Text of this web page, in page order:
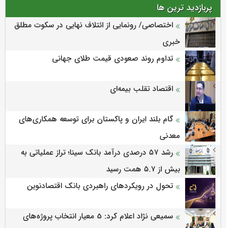
پربازدید ترین ها
اختصاصی/ رونمایی از ائتلاف‌ نهایی در سکوت مطلق
خبری
تداوم روند صعودی قیمت طلای جهانی
اقتصاد تقلب بیمه‌ای
گام بلند ایران و پاکستان برای توسعه همکاری‌های
معدنی
رشد ۵۷ درصدی درآمد بانک سینا؛ تراز عملیاتی به
بیش از ۵.۷ همت رسید
تحول در رویکردهای راهبردی بانک اقتصادنوین
سمیعی‌ نژاد اعلام کرد: 5 معیار انتخاب پروژه‌های